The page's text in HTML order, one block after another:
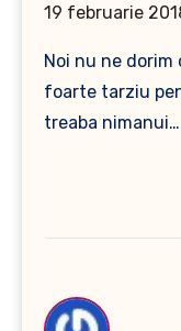
19 februarie
Noi nu ne dorim
foarte tarziu
treaba